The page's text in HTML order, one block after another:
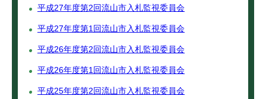
平成27年度第2回流山市入札監視委員会
平成27年度第1回流山市入札監視委員会
平成26年度第2回流山市入札監視委員会
平成26年度第1回流山市入札監視委員会
平成25年度第2回流山市入札監視委員会